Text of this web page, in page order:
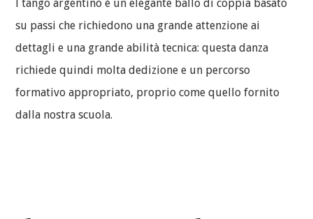
l tango argentino è un elegante ballo di coppia basato
su passi che richiedono una grande attenzione ai
dettagli e una grande abilità tecnica: questa danza
richiede quindi molta dedizione e un percorso
formativo appropriato, proprio come quello fornito
dalla nostra scuola.